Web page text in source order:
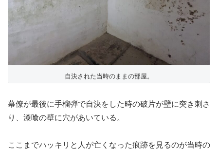
自決された当時のままの部屋。
幕僚が最後に手榴弾で自決をした時の破片が壁に突き刺さ
り、漆喰の壁に穴があいている。
ここまでハッキリと人が亡くなった痕跡を見るのが当時の